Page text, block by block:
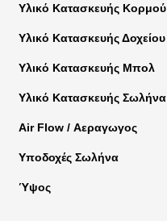
Υλικό Κατασκευής Κορμού
Υλικό Κατασκευής Δοχείου
Υλικό Κατασκευής Μπολ
Υλικό Κατασκευής Σωλήνα
Air Flow / Αεραγωγος
Υποδοχές Σωλήνα
Ύψος